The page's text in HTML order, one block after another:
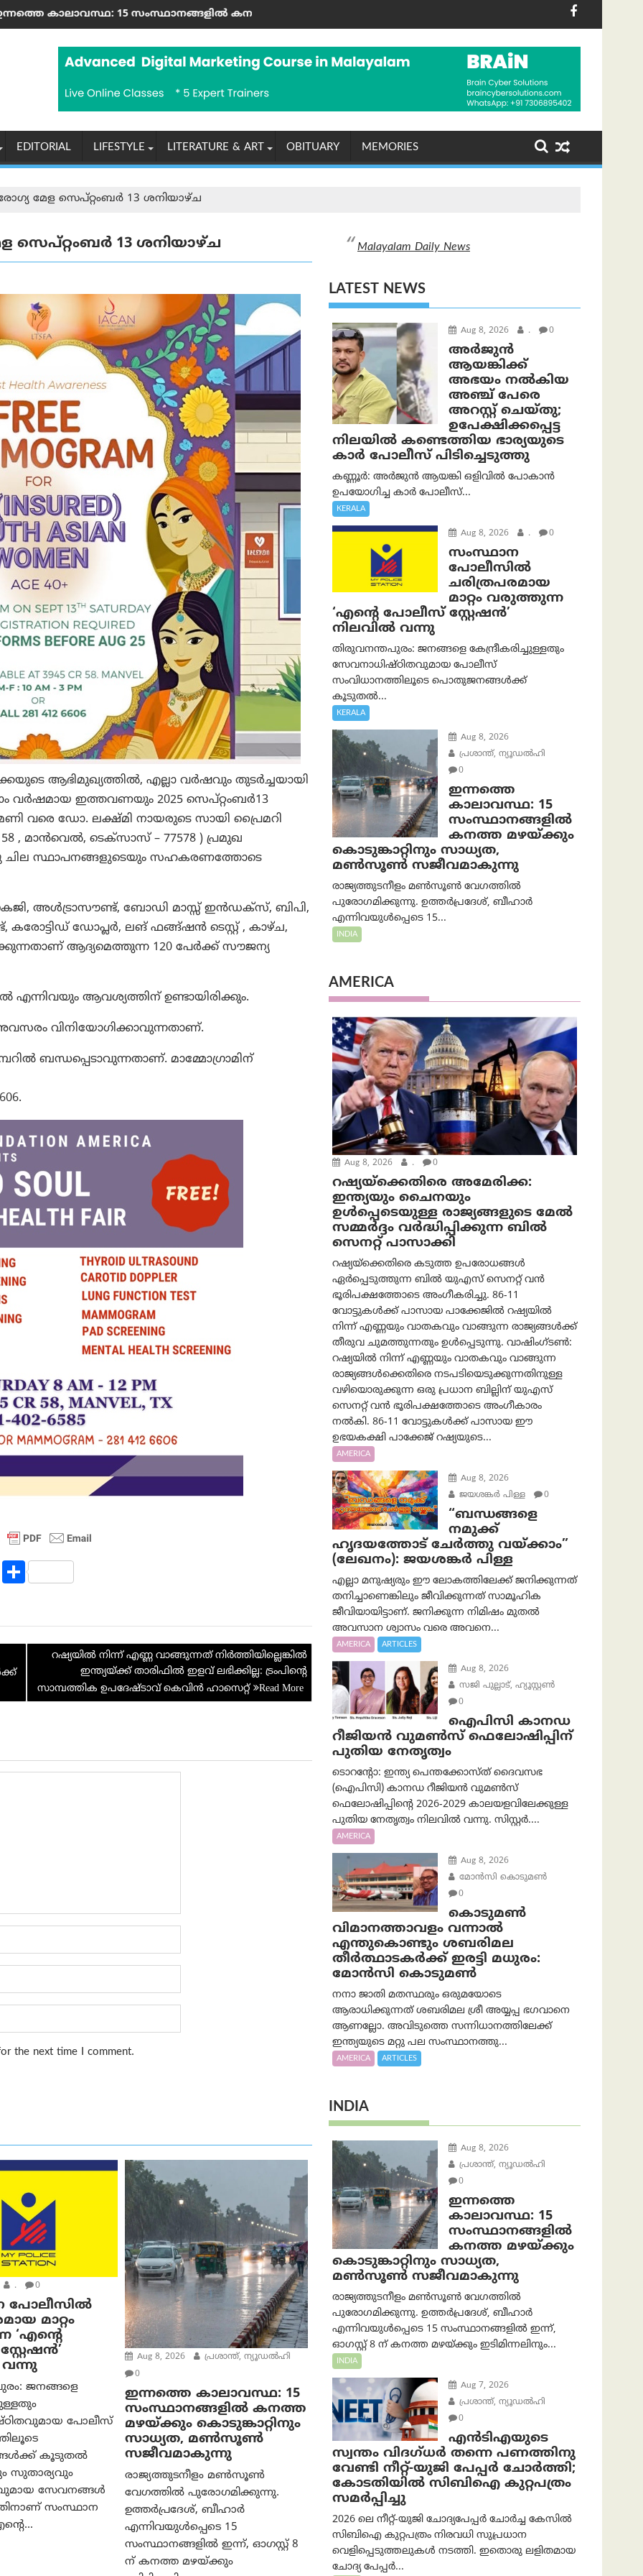
പിടിച്ചെടുത്തു
നിലവില്‍ വന്നു
സംസ്ഥാനങ്ങളിൽ കനത്ത മഴയ്ക്കും കൊടുങ്കാറ്റിനും സാധ്യത, മൺസൂൺ സജീവമാകുന്നു
റഷ്യയ്‌ക്കെതിരെ അമേരിക്ക: ഇന്ത്യയും ചൈനയും ഉൾപ്പെടെയുള്ള രാജ്യങ്ങളുടെ മേൽ
"ബന്ധങ്ങളെ നമുക്ക് ഹൃദയത്തോട്
EDITORIAL LIFESTYLE LITERATURE & ART OBITUARY MEMORIES
മേള സെപ്റ്റംബർ 13 ശനിയാഴ്ച
13 ശനിയാഴ്ച
ആഭിമുഖ്യത്തില്‍, എല്ലാ വര്‍ഷവും തുടര്‍ച്ചയായി
വര്‍ഷമായ ഇത്തവണയും 2025 സെപ്റ്റംബര്‍13
വരെ ഡോ. ലക്ഷ്മി നായരുടെ സായി പ്രൈമറി
, മാന്‍വെല്‍, ടെക്‌സാസ് – 77578 ) പ്രമുഖ
ചില സ്ഥാപനങ്ങളുടെയും സഹകരണത്തോടെ
അള്‍ട്രാസൗണ്ട്, ബോഡി മാസ്സ് ഇന്‍ഡക്‌സ്, ബിപി,
ഡോപ്ലര്‍, ലങ് ഫങ്ങ്ഷന്‍ ടെസ്റ്റ് , കാഴ്ച,
ആദ്യമെത്തുന്ന 120 പേര്‍ക്ക് സൗജന്യ
എന്നിവയും ആവശ്യത്തിന് ഉണ്ടായിരിക്കും.
വിനിയോഗിക്കാവുന്നതാണ്.
ബന്ധപ്പെടാവുന്നതാണ്. മാമ്മോഗ്രാമിന്
R S
ar
e
റഷ്യയിൽ നിന്ന് എണ്ണ വാങ്ങുന്നത് നിര്‍ത്തിയില്ലെങ്കില്‍
ഇന്ത്യയ്ക്ക് താരിഫിൽ ഇളവ് ലഭിക്കില്ല: ട്രംപിന്റെ
സാമ്പത്തിക ഉപദേഷ്ടാവ് കെവിൻ ഹാസെറ്റ്
the next time I comment.
. 0
പോലീസിൽ
മാറ്റം
‘എന്റെ
വന്നു
ജനങ്ങളെ
പോലീസ്
കൂടുതൽ
സുതാര്യവും
സേവനങ്ങൾ
സംസ്ഥാന
Aug 8, 2026
പ്രശാന്ത്, ന്യൂഡല്‍ഹി
0
ഇന്നത്തെ കാലാവസ്ഥ: 15
സംസ്ഥാനങ്ങളിൽ കനത്ത
മഴയ്ക്കും കൊടുങ്കാറ്റിനും
സാധ്യത, മൺസൂൺ
സജീവമാകുന്നു
രാജ്യത്തുടനീളം മൺസൂൺ
വേഗത്തിൽ പുരോഗമിക്കുന്നു.
ഉത്തർപ്രദേശ്, ബീഹാർ
എന്നിവയുൾപ്പെടെ 15
സംസ്ഥാനങ്ങളിൽ ഇന്ന്, ഓഗസ്റ്റ് 8
ന് കനത്ത മഴയ്ക്കും
Malayalam Daily News
LATEST NEWS
Aug 8, 2026 . 0
അര്‍ജുന്‍
ആയങ്കിക്ക്
അഭയം നല്‍കിയ
അഞ്ച് പേരെ
അറസ്റ്റ് ചെയ്തു;
ഉപേക്ഷിക്കപ്പെട്ട
നിലയില്‍ കണ്ടെത്തിയ ഭാര്യയുടെ
കാര്‍ പോലീസ് പിടിച്ചെടുത്തു
കണ്ണൂർ: അർജുൻ ആയങ്കി ഒളിവിൽ പോകാൻ
ഉപയോഗിച്ച കാർ പോലീസ്...
KERALA
Aug 8, 2026 . 0
സംസ്ഥാന
പോലീസിൽ
ചരിത്രപരമായ
മാറ്റം വരുത്തുന്ന
‘എന്റെ പോലീസ് സ്റ്റേഷൻ’
നിലവില്‍ വന്നു
തിരുവനന്തപുരം: ജനങ്ങളെ കേന്ദ്രീകരിച്ചുള്ളതും
സേവനാധിഷ്ഠിതവുമായ പോലീസ്
സംവിധാനത്തിലൂടെ പൊതുജനങ്ങൾക്ക്
കൂടുതൽ...
KERALA
Aug 8, 2026
പ്രശാന്ത്, ന്യൂഡല്‍ഹി
0
ഇന്നത്തെ
കാലാവസ്ഥ: 15
സംസ്ഥാനങ്ങളിൽ
കനത്ത മഴയ്ക്കും
കൊടുങ്കാറ്റിനും സാധ്യത,
മൺസൂൺ സജീവമാകുന്നു
രാജ്യത്തുടനീളം മൺസൂൺ വേഗത്തിൽ
പുരോഗമിക്കുന്നു. ഉത്തർപ്രദേശ്, ബീഹാർ
എന്നിവയുൾപ്പെടെ 15...
INDIA
AMERICA
Aug 8, 2026 . 0
റഷ്യയ്‌ക്കെതിരെ അമേരിക്ക:
ഇന്ത്യയും ചൈനയും
ഉൾപ്പെടെയുള്ള രാജ്യങ്ങളുടെ മേൽ
സമ്മർദ്ദം വർദ്ധിപ്പിക്കുന്ന ബിൽ
സെനറ്റ് പാസാക്കി
റഷ്യയ്‌ക്കെതിരെ കടുത്ത ഉപരോധങ്ങൾ
ഏർപ്പെടുത്തുന്ന ബിൽ യുഎസ് സെനറ്റ് വൻ
ഭൂരിപക്ഷത്തോടെ അംഗീകരിച്ചു. 86-11
വോട്ടുകൾക്ക് പാസായ പാക്കേജിൽ റഷ്യയിൽ
നിന്ന് എണ്ണയും വാതകവും വാങ്ങുന്ന രാജ്യങ്ങൾക്ക്
തീരുവ ചുമത്തുന്നതും ഉൾപ്പെടുന്നു. വാഷിംഗ്ടണ്‍:
റഷ്യയിൽ നിന്ന് എണ്ണയും വാതകവും വാങ്ങുന്ന
രാജ്യങ്ങൾക്കെതിരെ നടപടിയെടുക്കുന്നതിനുള്ള
വഴിയൊരുക്കുന്ന ഒരു പ്രധാന ബില്ലിന് യുഎസ്
സെനറ്റ് വൻ ഭൂരിപക്ഷത്തോടെ അംഗീകാരം
നൽകി. 86-11 വോട്ടുകൾക്ക് പാസായ ഈ
ഉഭയകക്ഷി പാക്കേജ് റഷ്യയുടെ...
AMERICA
Aug 8, 2026
ജയശങ്കര്‍ പിള്ള
0
“ബന്ധങ്ങളെ
നമുക്ക്
ഹൃദയത്തോട് ചേർത്തു വയ്ക്കാം”
(ലേഖനം): ജയശങ്കര്‍ പിള്ള
എല്ലാ മനുഷ്യരും ഈ ലോകത്തിലേക്ക് ജനിക്കുന്നത്
തനിച്ചാണെങ്കിലും ജീവിക്കുന്നത് സാമൂഹിക
ജീവിയായിട്ടാണ്. ജനിക്കുന്ന നിമിഷം മുതൽ
അവസാന ശ്വാസം വരെ അവനെ...
AMERICA ARTICLES
Aug 8, 2026
സജി പുല്ലാട്, ഹ്യൂസ്റ്റൺ
0
ഐപിസി കാനഡ
റീജിയൻ വുമൺസ് ഫെലോഷിപ്പിന്
പുതിയ നേതൃത്വം
ടൊറന്റോ: ഇന്ത്യ പെന്തക്കോസ്ത് ദൈവസഭ
(ഐപിസി) കാനഡ റീജിയൻ വുമൺസ്
ഫെലോഷിപ്പിന്റെ 2026-2029 കാലയളവിലേക്കുള്ള
പുതിയ നേതൃത്വം നിലവിൽ വന്നു. സിസ്റ്റർ....
AMERICA
Aug 8, 2026
മോൻസി കൊടുമൺ
0
കൊടുമൺ
വിമാനത്താവളം വന്നാൽ
എന്തുകൊണ്ടും ശബരിമല
തീർത്ഥാടകർക്ക് ഇരട്ടി മധുരം:
മോൻസി കൊടുമൺ
നനാ ജാതി മതസ്ഥരും ഒരുമയോടെ
ആരാധിക്കുന്നത് ശബരിമല ശ്രീ അയ്യപ്പ ഭഗവാനെ
ആണല്ലോ. അവിടുത്തെ സന്നിധാനത്തിലേക്ക്
ഇന്ത്യയുടെ മറ്റു പല സംസ്ഥാനത്തു...
AMERICA ARTICLES
INDIA
Aug 8, 2026
പ്രശാന്ത്, ന്യൂഡല്‍ഹി
0
ഇന്നത്തെ
കാലാവസ്ഥ: 15
സംസ്ഥാനങ്ങളിൽ
കനത്ത മഴയ്ക്കും
കൊടുങ്കാറ്റിനും സാധ്യത,
മൺസൂൺ സജീവമാകുന്നു
രാജ്യത്തുടനീളം മൺസൂൺ വേഗത്തിൽ
പുരോഗമിക്കുന്നു. ഉത്തർപ്രദേശ്, ബീഹാർ
എന്നിവയുൾപ്പെടെ 15 സംസ്ഥാനങ്ങളിൽ ഇന്ന്,
ഓഗസ്റ്റ് 8 ന് കനത്ത മഴയ്ക്കും ഇടിമിന്നലിനും...
INDIA
Aug 7, 2026
പ്രശാന്ത്, ന്യൂഡല്‍ഹി
0
എൻ‌ടി‌എയുടെ
സ്വന്തം വിദഗ്ധർ തന്നെ പണത്തിനു
വേണ്ടി നീറ്റ്-യു‌ജി പേപ്പർ ചോർത്തി;
കോടതിയില്‍ സിബിഐ കുറ്റപത്രം
സമര്‍പ്പിച്ചു
2026 ലെ നീറ്റ്-യുജി ചോദ്യപേപ്പർ ചോർച്ച കേസിൽ
സിബിഐ കുറ്റപത്രം നിരവധി സുപ്രധാന
വെളിപ്പെടുത്തലുകൾ നടത്തി. ഇതൊരു ലളിതമായ
ചോദ്യ പേപ്പർ...